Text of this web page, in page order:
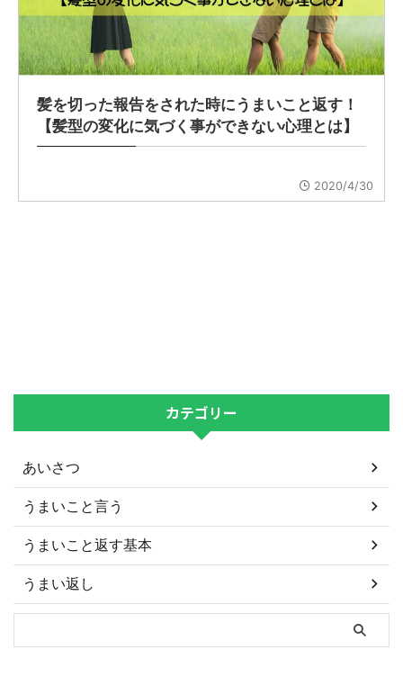
髪を切った報告をされた時にうまいこと返す！
【髪型の変化に気づく事ができない心理とは】
2020/4/30
カテゴリー
あいさつ
うまいこと言う
うまいこと返す基本
うまい返し